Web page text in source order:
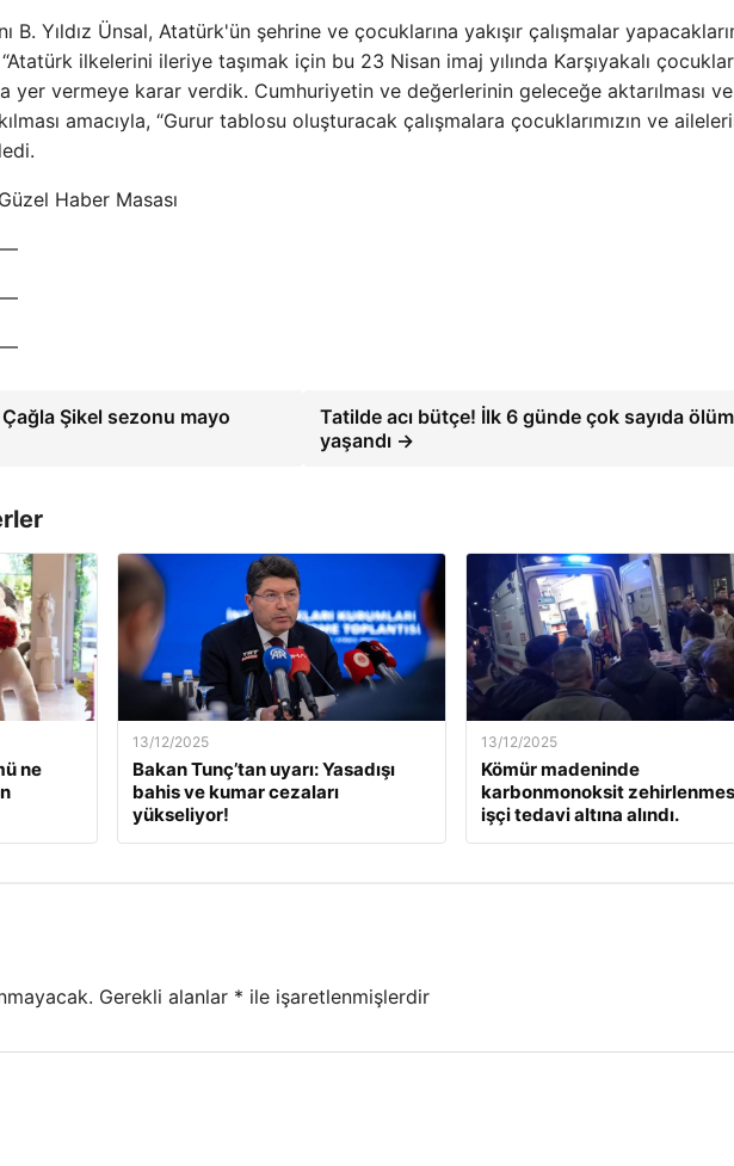
B. Yıldız Ünsal, Atatürk'ün şehrine ve çocuklarına yakışır çalışmalar
ilkelerini ileriye taşımak için bu 23 Nisan imaj yılında Karşıyakalı
yer vermeye karar verdik. Cumhuriyetin ve değerlerinin geleceğe aktarılması ve
amacıyla, “Gurur tablosu oluşturacak çalışmalara çocuklarımızın ve
Haber Masası
Şikel sezonu mayo
Tatilde acı bütçe! İlk 6 günde çok sayıda ölüm
yaşandı →
ne
13/12/2025
Bakan Tunç’tan uyarı: Yasadışı
bahis ve kumar cezaları
yükseliyor!
13/12/2025
Kömür madeninde
karbonmonoksit
işçi tedavi altına alındı.
Gerekli alanlar * ile işaretlenmişlerdir